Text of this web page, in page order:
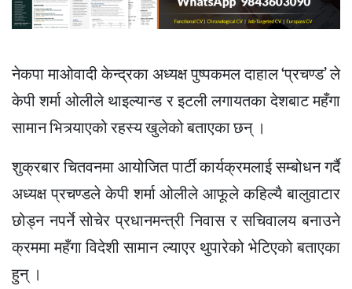
नेकपा माओवादी केन्द्रका अध्यक्ष पुष्पकमल दाहाल ‘प्रचण्ड’ ले
केपी शर्मा ओलीले थाइल्यान्ड र इटली लगायतका देशबाट महँगा
सामान भित्र्याएको रहस्य खुलेको बताएका छन् ।
शुक्रबार चितवनमा आयोजित पार्टी कार्यक्रमलाई सम्बोधन गर्दै
अध्यक्ष प्रचण्डले केपी शर्मा ओलीले आफूले कहिल्यै बालुवाटार
छोड्न नपर्ने सोचेर प्रधानमन्त्री निवास र सचिवालय बनाउने
क्रममा महँगा विदेशी सामान ल्याएर थुपारेको भेटिएको बताएका
हुन् ।